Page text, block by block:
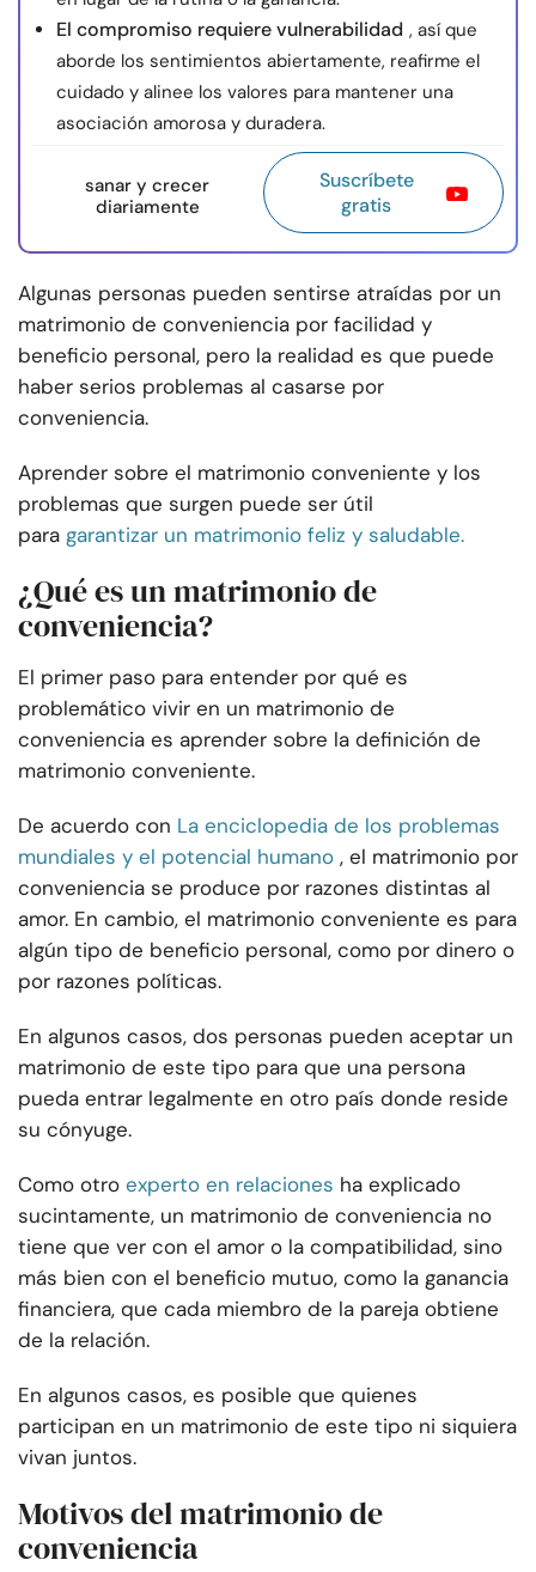
El compromiso requiere vulnerabilidad , así que
aborde los sentimientos abiertamente, reafirme el
cuidado y alinee los valores para mantener una
asociación amorosa y duradera.
sanar y crecer
diariamente
Suscríbete
gratis
Algunas personas pueden sentirse atraídas por un
matrimonio de conveniencia por facilidad y
beneficio personal, pero la realidad es que puede
haber serios problemas al casarse por
conveniencia.
Aprender sobre el matrimonio conveniente y los
problemas que surgen puede ser útil
para garantizar un matrimonio feliz y saludable.
¿Qué es un matrimonio de
conveniencia?
El primer paso para entender por qué es
problemático vivir en un matrimonio de
conveniencia es aprender sobre la definición de
matrimonio conveniente.
De acuerdo con La enciclopedia de los problemas
mundiales y el potencial humano , el matrimonio por
conveniencia se produce por razones distintas al
amor. En cambio, el matrimonio conveniente es para
algún tipo de beneficio personal, como por dinero o
por razones políticas.
En algunos casos, dos personas pueden aceptar un
matrimonio de este tipo para que una persona
pueda entrar legalmente en otro país donde reside
su cónyuge.
Como otro experto en relaciones ha explicado
sucintamente, un matrimonio de conveniencia no
tiene que ver con el amor o la compatibilidad, sino
más bien con el beneficio mutuo, como la ganancia
financiera, que cada miembro de la pareja obtiene
de la relación.
En algunos casos, es posible que quienes
participan en un matrimonio de este tipo ni siquiera
vivan juntos.
Motivos del matrimonio de
conveniencia